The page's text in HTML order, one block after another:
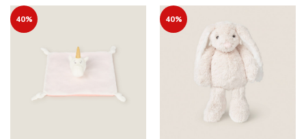
40% 40%